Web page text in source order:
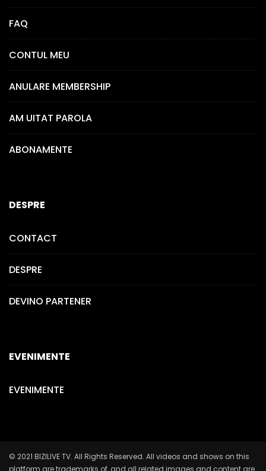
FAQ
CONTUL MEU
ANULARE MEMBERSHIP
AM UITAT PAROLA
ABONAMENTE
DESPRE
CONTACT
DESPRE
DEVINO PARTENER
EVENIMENTE
EVENIMENTE
© 2021 BIZILIVE TV. All Rights Reserved. All videos and shows on this
platform are trademarks of, and all related images and content are